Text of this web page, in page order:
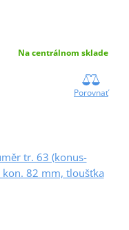
Na centrálnom sklade
Porovnať
tr. 63 (konus-
82 mm, tloušťka